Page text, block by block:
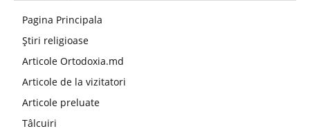
Pagina Principala
Știri religioase
Articole Ortodoxia.md
Articole de la vizitatori
Articole preluate
Tâlcuiri